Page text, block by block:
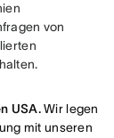
von
USA.Wir legen
mit unseren